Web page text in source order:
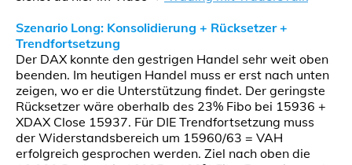
Szenario Long: Konsolidierung + Rücksetzer +
Trendfortsetzung
Der DAX konnte den gestrigen Handel sehr weit oben
beenden. Im heutigen Handel muss er erst nach unten
zeigen, wo er die Unterstützung findet. Der geringste
Rücksetzer wäre oberhalb des 23% Fibo bei 15936 +
XDAX Close 15937. Für DIE Trendfortsetzung muss
der Widerstandsbereich um 15960/63 = VAH
erfolgreich gesprochen werden. Ziel nach oben die